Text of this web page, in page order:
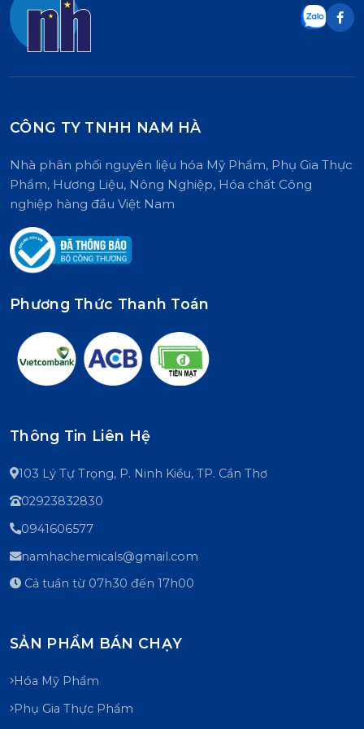
CÔNG TY TNHH NAM HÀ
Nhà phân phối nguyên liệu hóa Mỹ Phẩm, Phụ Gia Thực
Phẩm, Hương Liệu, Nông Nghiệp, Hóa chất Công
nghiệp hàng đầu Việt Nam
Phương Thức Thanh Toán
Thông Tin Liên Hệ
103 Lý Tự Trọng, P. Ninh Kiều, TP. Cần Thơ
02923832830
0941606577
namhachemicals@gmail.com
Cả tuần từ 07h30 đến 17h00
SẢN PHẨM BÁN CHẠY
Hóa Mỹ Phẩm
Phụ Gia Thực Phẩm